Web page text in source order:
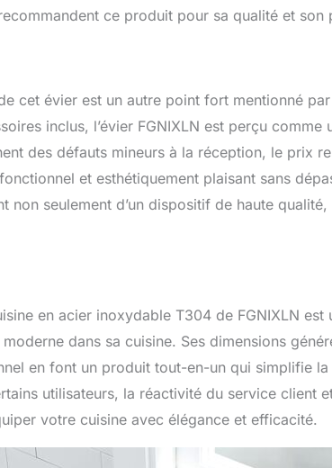
ce produit pour sa qualité et son
cet évier est un autre point fort mentionné
inclus, l’évier FGNIXLN est perçu
des défauts mineurs à la réception, le prix
et esthétiquement plaisant sans
non seulement d’un dispositif de haute
en acier inoxydable T304 de FGNIXLN
dans sa cuisine. Ses dimensions
en font un produit tout-en-un qui simplifie
utilisateurs, la réactivité du service client
votre cuisine avec élégance et efficacité.